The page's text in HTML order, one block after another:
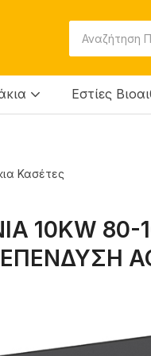
Εστίες
Κασέτες
10KW